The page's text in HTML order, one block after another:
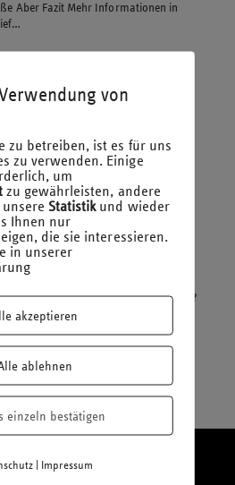
Aber Fazit Mehr Informationen in
EIN LOHNENSWERTER BAUSTEIN DER
Die Lösung: Beitragsentlastungstarife?
Aber Fazit Mehr Informationen in
von
zu betreiben, ist es für uns
zu verwenden. Einige
um
zu gewährleisten, andere
Statistikund wieder
Ihnen nur
die sie interessieren.
in unserer
akzeptieren
ablehnen
einzeln bestätigen
| Impressum